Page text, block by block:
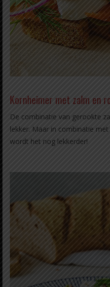
Kornheimer met zalm en
De combinatie van gerookte
lekker. Maar in combinatie
wordt het nog lekkerder!